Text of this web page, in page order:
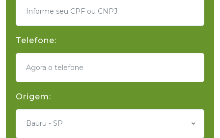
Telefone:
Origem:
Bauru - SP